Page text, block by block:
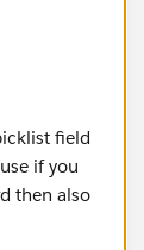
field
if you
then also